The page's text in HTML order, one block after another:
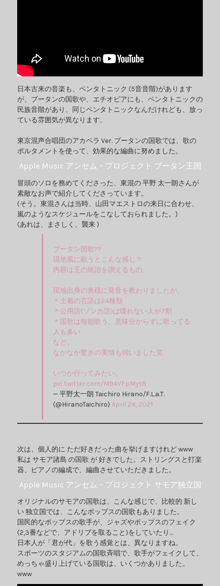
日本古来の音楽も、ペンタトニック (5音音階)があります
が、ブータンの国歌や、エチオピアにも、ペンタトニックの
民族音階があり、同じペンタトニックなんだけれども、放っ
ている雰囲気が異なります。
東京混声合唱団のアカペラ Ver. ブータンの国歌では、歌の
ポルタメントを使って、効果的な編曲に努めました。
Apple Music アンセム・プロジェクト ブータン王国
冒頭のソロを務めてくださった、東混の 平野 太一朗さんが
素敵なお声で紹介してくださっています。
(そう。東混さんは当時、山田マエストロの来日に合わせ、
嵐のようなスケジュールをこなしておられました。)
(あれは、まさしく、襲来 )
ブータン国歌??
現地風に歌うとこんな感じ？
内容は王の統治を讃えるもの。
現地出身の奥様に発音を教わりましたが、
＊土着の言語は24種類
＊公用語(ゾンカ語)は喋れない人が7割
＊国歌は毎朝歌う、意味分からずに歌ってる
人も多い
など、
なかなか驚きの実情も伺いました笑
いつか行ってみたい。
pic.twitter.com/M94VFpMyt8
— 平野太一朗 Taichiro Hirano/F.L.a.T.
(@HiranoTaichiro) April 24, 2021
次は、個人的に ただ好きだった曲を挙げますけれど www
私は サモア諸島 の国歌 が 好きでした。ストリングスと打楽
器、ピアノの編成で、編曲させていただきました。
Apple Music アンセム・プロジェクト サモア独立国
オリジナルのサモアの国歌は、こんな感じで、比較的 新し
い 独立国では、こんなポップスの国歌もありました。
国民的なポップスの歌手が、ジャズやポップスのフェイク
(2,3番などで、アドリブを取ること)をしていたり…
日本人が「君が代」を歌う感覚とは、異なりますね。
スポーツのスタジアムの国歌斉唱で、歌手がフェイクして、
めっちゃ盛り上げている国歌は、いくつかありました。
www